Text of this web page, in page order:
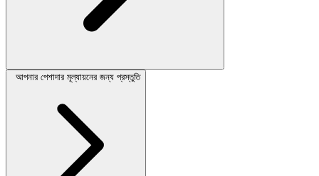
আপনার পেশাদার মূল্যায়নের জন্য প্রস্তুতি